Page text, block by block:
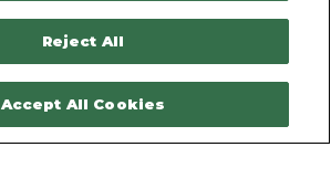
Contactez-nous
Reject All
Accept All Cookies